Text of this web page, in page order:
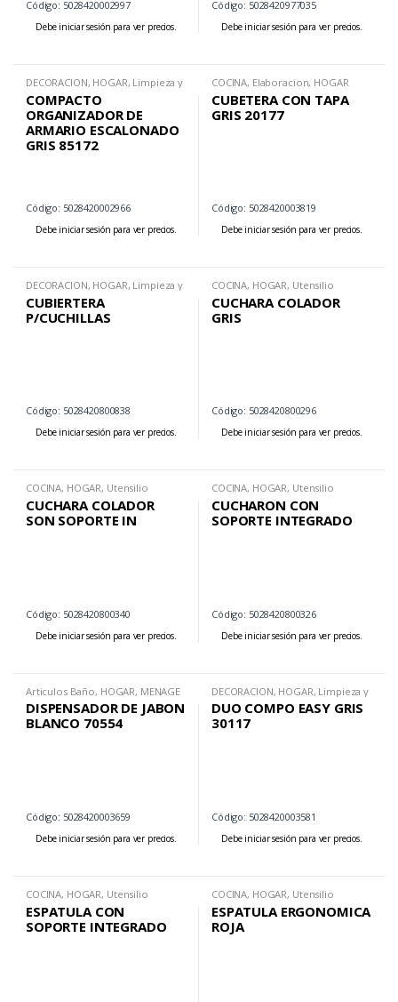
Código: 5028420002997
Debe iniciar sesión para ver precios.
Código: 5028420977035
Debe iniciar sesión para ver precios.
DECORACION, HOGAR, Limpieza y
COMPACTO
ORGANIZADOR DE
ARMARIO ESCALONADO
GRIS 85172
Código: 5028420002966
Debe iniciar sesión para ver precios.
COCINA, Elaboracion, HOGAR
CUBETERA CON TAPA
GRIS 20177
Código: 5028420003819
Debe iniciar sesión para ver precios.
DECORACION, HOGAR, Limpieza y
CUBIERTERA
P/CUCHILLAS
Código: 5028420800838
Debe iniciar sesión para ver precios.
COCINA, HOGAR, Utensilio
CUCHARA COLADOR
GRIS
Código: 5028420800296
Debe iniciar sesión para ver precios.
COCINA, HOGAR, Utensilio
CUCHARA COLADOR
SON SOPORTE IN
Código: 5028420800340
Debe iniciar sesión para ver precios.
COCINA, HOGAR, Utensilio
CUCHARON CON
SOPORTE INTEGRADO
Código: 5028420800326
Debe iniciar sesión para ver precios.
Articulos Baño, HOGAR, MENAGE
DISPENSADOR DE JABON
BLANCO 70554
Código: 5028420003659
Debe iniciar sesión para ver precios.
DECORACION, HOGAR, Limpieza y
Organizacion
DUO COMPO EASY GRIS
30117
Código: 5028420003581
Debe iniciar sesión para ver precios.
COCINA, HOGAR, Utensilio
ESPATULA CON
SOPORTE INTEGRADO
COCINA, HOGAR, Utensilio
ESPATULA ERGONOMICA
ROJA